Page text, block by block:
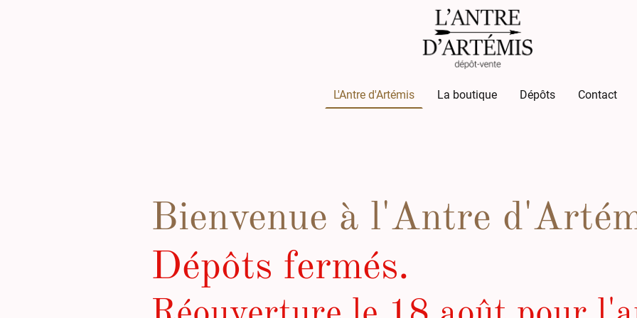
L'Antre d'Artémis La boutique Dépôts Contact
Bienvenue à l'Antre
Dépôts fermés.